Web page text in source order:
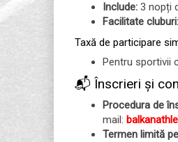
Include: 3 nopți
Facilitate cluburi:
Taxă de participare
Pentru sportivii
📬 Înscrieri și
Procedura de
mail:
Termen limită